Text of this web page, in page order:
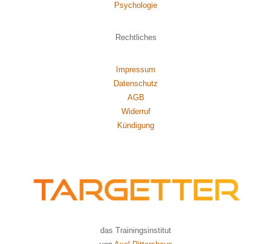
Psychologie
Rechtliches
Impressum
Datenschutz
AGB
Widerruf
Kündigung
das Trainingsinstitut